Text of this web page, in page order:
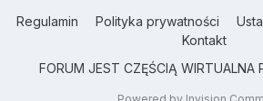
Regulamin Polityka prywatności
Kontakt
FORUM JEST CZĘŚCIĄ WIRTUALNA